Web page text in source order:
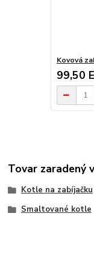
Kovová
99,50
Tovar zaradený
Kotle na zabíjačku
Smaltované kotle